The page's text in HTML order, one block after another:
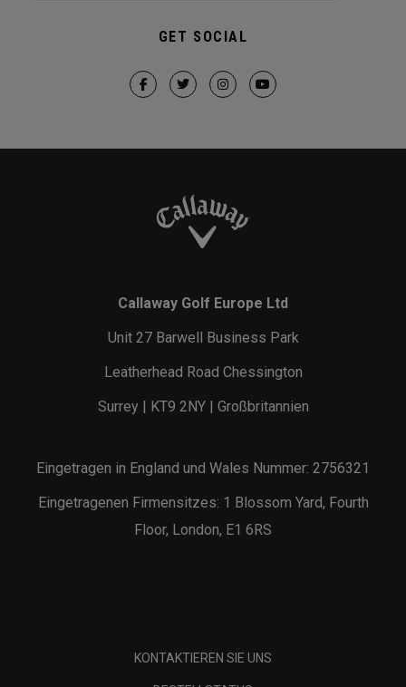
GET SOCIAL
Callaway Golf Europe Ltd
Unit 27 Barwell Business Park
Leatherhead Road Chessington
Surrey | KT9 2NY | Großbritannien
Eingetragen in England und Wales Nummer: 2756321
Eingetragenen Firmensitzes: 1 Blossom Yard, Fourth
Floor, London, E1 6RS
KONTAKTIEREN SIE UNS